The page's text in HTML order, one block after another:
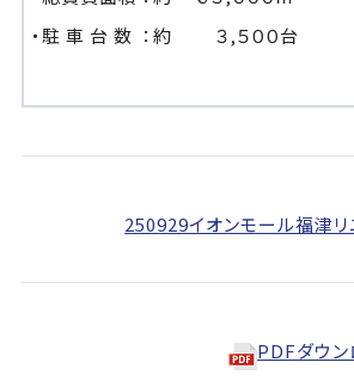
・駐 車 台 数 ：約 ３,５００台
250929イオンモール福津
PDFダウン